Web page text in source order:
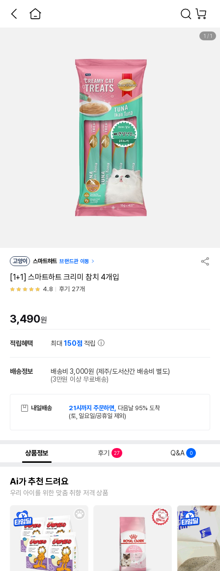
1 / 1
고양이 스마트하트 브랜드관 이동
[1+1] 스마트하트 크리미 참치 4개입
4.8 후기 27개
3,490원
적립혜택 최대150점 적립
배송정보 배송비 3,000원 (제주/도서산간 배송비 별도)
(3만원 이상 무료배송)
내일배송 21시까지 주문하면, 다음날 95% 도착
(토, 일요일/공휴일 제외)
상품정보 후기 27 Q&A 0
Ai가 추천 드려요
우리 아이를 위한 맞춤 취향 저격 상품